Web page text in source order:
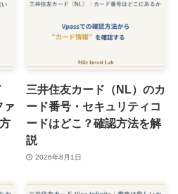
ァ
三井住友カード（NL）のカ
ード番号・セキュリティコ
ードはどこ？確認方法を解
説
2026年8月1日